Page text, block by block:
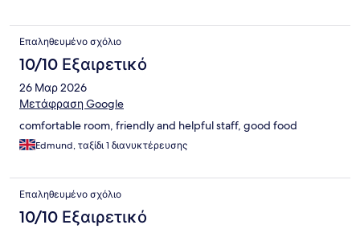
Επαληθευμένο σχόλιο
10/10 Εξαιρετικό
26 Μαρ 2026
Μετάφραση Google
comfortable room, friendly and helpful staff, good food
Edmund, ταξίδι 1 διανυκτέρευσης
Επαληθευμένο σχόλιο
10/10 Εξαιρετικό